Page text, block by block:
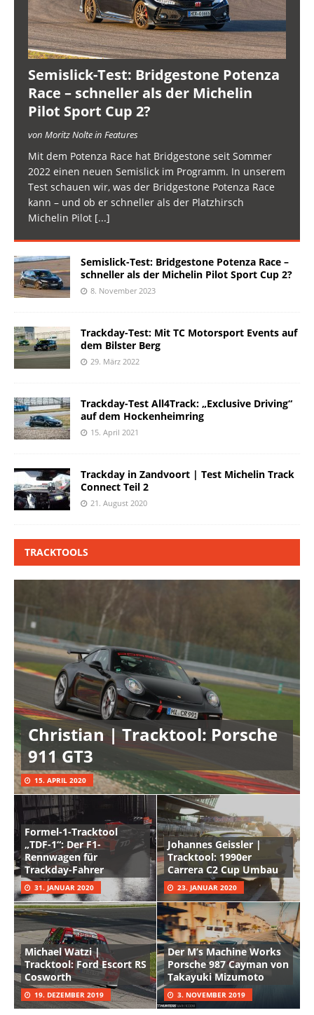
Semislick-Test: Bridgestone Potenza
Race – schneller als der Michelin
Pilot Sport Cup 2?
von Moritz Nolte in Features
Mit dem Potenza Race hat Bridgestone seit Sommer
2022 einen neuen Semislick im Programm. In unserem
Test schauen wir, was der Bridgestone Potenza Race
kann – und ob er schneller als der Platzhirsch
Michelin Pilot [...]
Semislick-Test: Bridgestone Potenza Race –
schneller als der Michelin Pilot Sport Cup 2?
8. November 2023
Trackday-Test: Mit TC Motorsport Events auf
dem Bilster Berg
29. März 2022
Trackday-Test All4Track: „Exclusive Driving“
auf dem Hockenheimring
15. April 2021
Trackday in Zandvoort | Test Michelin Track
Connect Teil 2
21. August 2020
TRACKTOOLS
Christian | Tracktool: Porsche
911 GT3
15. APRIL 2020
Formel-1-Tracktool
„TDF-1“: Der F1-
Rennwagen für
Trackday-Fahrer
31. JANUAR 2020
Johannes Geissler |
Tracktool: 1990er
Carrera C2 Cup Umbau
23. JANUAR 2020
Michael Watzi |
Tracktool: Ford Escort RS
Cosworth
19. DEZEMBER 2019
Der M’s Machine Works
Porsche 987 Cayman von
Takayuki Mizumoto
3. NOVEMBER 2019